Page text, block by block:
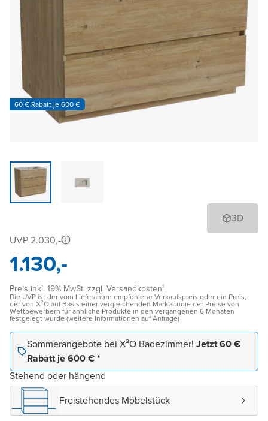
60 € Rabatt je 600 €
3D
UVP 2.030,-
1.130,-
Preis inkl. 19% MwSt. zzgl. Versandkosten¹
Die UVP ist der vom Lieferanten empfohlene Verkaufspreis oder ein Preis,
der von X²O auf Basis einer vergleichenden Marktstudie der Preise von
Wettbewerbern für ähnliche Produkte in den vergangenen 6 Monaten
festgelegt wurde (weitere Informationen auf Anfrage)
Sommerangebote bei X²O Badezimmer! Jetzt 60 €
Rabatt je 600 € *
Stehend oder hängend
Freistehendes Möbelstück